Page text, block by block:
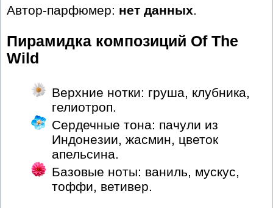
Автор-парфюмер: нет данных.
Пирамидка композиций Of The
Wild
Верхние нотки: груша, клубника,
гелиотроп.
Сердечные тона: пачули из
Индонезии, жасмин, цветок
апельсина.
Базовые ноты: ваниль, мускус,
тоффи, ветивер.